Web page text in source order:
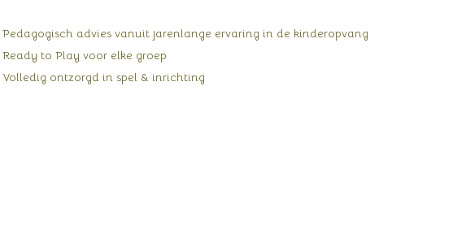
Pedagogisch advies vanuit jarenlange ervaring in de kinderopvang
Ready to Play voor elke groep
Volledig ontzorgd in spel & inrichting